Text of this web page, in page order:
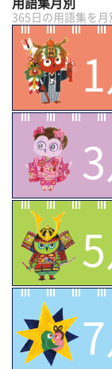
365日の用語集を月